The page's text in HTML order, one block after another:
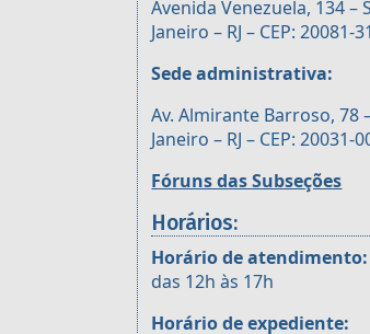
Avenida Venezuela, 134 –
Janeiro – RJ – CEP: 20081-
Sede administrativa:
Av. Almirante Barroso, 78
Janeiro – RJ – CEP: 20031-
Fóruns das Subseções
Horários:
Horário de atendimento:
das 12h às 17h
Horário de expediente: